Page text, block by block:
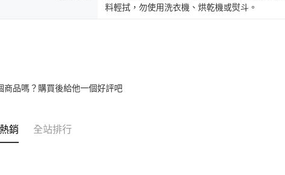
料輕拭，勿使用洗衣機、烘乾機或熨斗。
商品嗎？購買後給他一個好評吧
銷 全站排行